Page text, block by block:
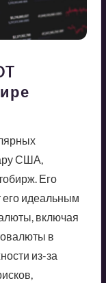
США,
Его
его идеальным
включая
в
из-за